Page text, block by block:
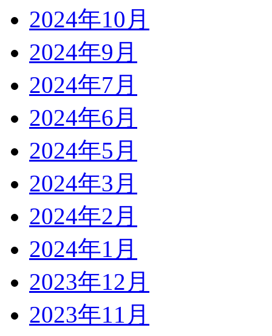
2024年10月
2024年9月
2024年7月
2024年6月
2024年5月
2024年3月
2024年2月
2024年1月
2023年12月
2023年11月